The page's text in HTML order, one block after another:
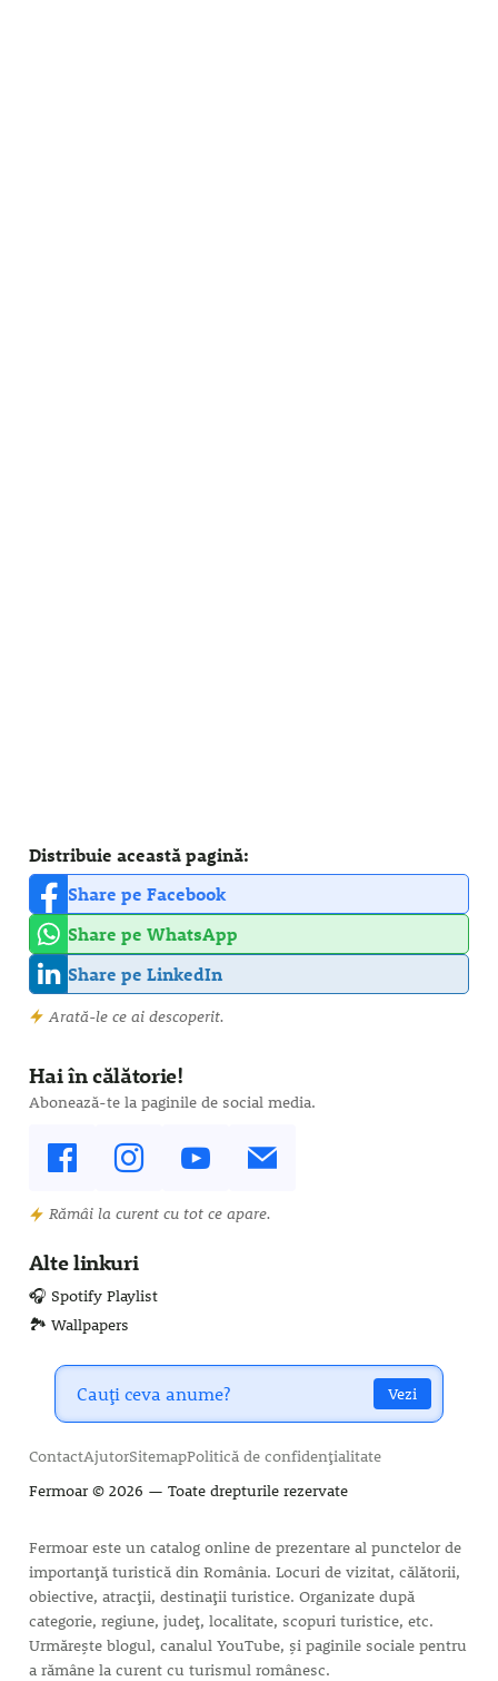
Distribuie această pagină:
Share pe Facebook
Share pe WhatsApp
Share pe LinkedIn
Arată-le ce ai descoperit.
Hai în călătorie!
Abonează-te la paginile de social media.
Rămâi la curent cu tot ce apare.
Alte linkuri
🎧 Spotify Playlist
🏞️ Wallpapers
Vezi
ContactAjutorSitemapPolitică de confidențialitate
Fermoar© 2026 — Toate drepturile rezervate
Fermoar este un catalog online de prezentare al punctelor de
importanță turistică din România. Locuri de vizitat, călătorii,
obiective, atracții, destinații turistice. Organizate după
categorie, regiune, județ, localitate, scopuri turistice, etc.
Urmărește blogul, canalul YouTube, și paginile sociale pentru
a rămâne la curent cu turismul românesc.